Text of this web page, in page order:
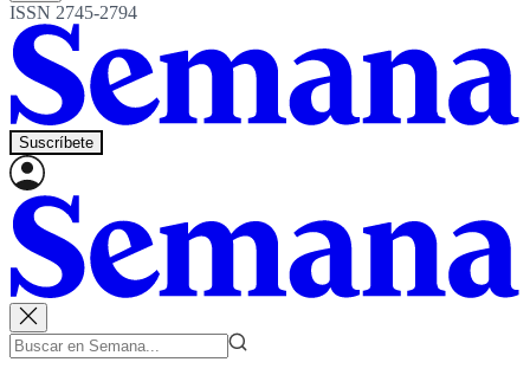
ISSN 2745-2794
Suscríbete